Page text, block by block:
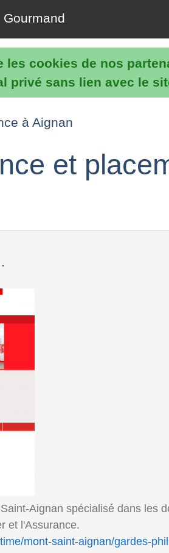
les cookies de nos
privé sans lien avec le
Gourmand
à Aignan
et
Aignan spécialisé dans les
et l'Assurance.
mont-saint-aignan/gardes-